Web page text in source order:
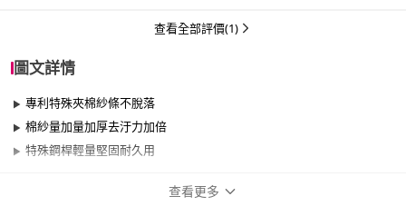
查看全部評價(1)
圖文詳情
專利特殊夾棉紗條不脫落
棉紗量加量加厚去汙力加倍
特殊鋼桿輕量堅固耐久用
查看更多